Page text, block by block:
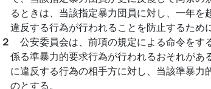
るときは、当該指定暴力団員に対し、一年
違反する行為が行われることを防止するため
２ 公安委員会は、前項の規定による命令を
係る準暴力的要求行為が行われるおそれが
に違反する行為の相手方に対し、当該準暴
のとする。